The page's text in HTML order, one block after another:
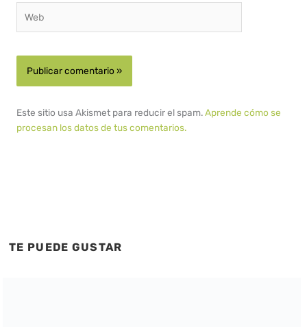
Este sitio usa Akismet para reducir el spam.Aprende cómo se
procesan los datos de tus comentarios.
TE PUEDE GUSTAR